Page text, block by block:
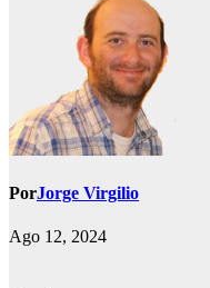
PorJorge Virgilio
Ago 12, 2024